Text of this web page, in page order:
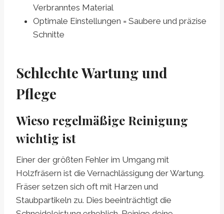
Verbranntes Material
Optimale Einstellungen = Saubere und präzise
Schnitte
Schlechte Wartung und
Pflege
Wieso regelmäßige Reinigung
wichtig ist
Einer der größten Fehler im Umgang mit
Holzfräsern ist die Vernachlässigung der Wartung.
Fräser setzen sich oft mit Harzen und
Staubpartikeln zu. Dies beeinträchtigt die